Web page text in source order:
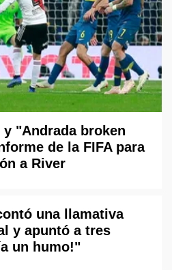
"Andrada broken
de la FIFA para
a River
una llamativa
y apuntó a tres
un humo!"